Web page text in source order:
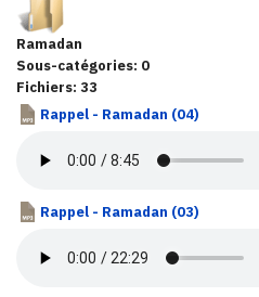
Ramadan
Sous-catégories: 0
Fichiers: 33
Rappel - Ramadan (04)
Rappel - Ramadan (03)